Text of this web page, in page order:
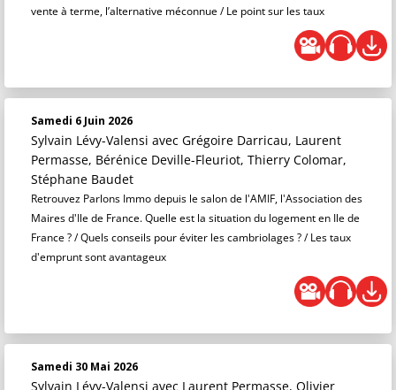
vente à terme, l’alternative méconnue / Le point sur les taux
Samedi 6 Juin 2026
Sylvain Lévy-Valensi avec Grégoire Darricau, Laurent
Permasse, Bérénice Deville-Fleuriot, Thierry Colomar,
Stéphane Baudet
Retrouvez Parlons Immo depuis le salon de l'AMIF, l'Association des
Maires d'Ile de France. Quelle est la situation du logement en Ile de
France ? / Quels conseils pour éviter les cambriolages ? / Les taux
d'emprunt sont avantageux
Samedi 30 Mai 2026
Sylvain Lévy-Valensi avec Laurent Permasse, Olivier